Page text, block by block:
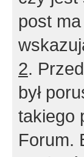
post
2.
był
takiego
Forum.